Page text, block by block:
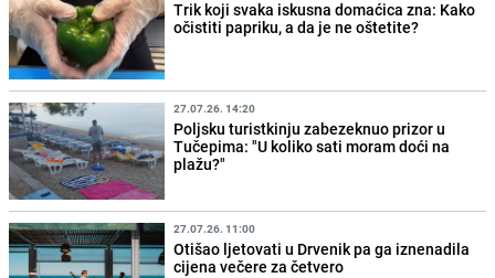
Trik koji svaka iskusna domaćica zna: Kako
očistiti papriku, a da je ne oštetite?
27.07.26. 14:20
Poljsku turistkinju zabezeknuo prizor u
Tučepima: "U koliko sati moram doći na
plažu?"
27.07.26. 11:00
Otišao ljetovati u Drvenik pa ga iznenadila
cijena večere za četvero